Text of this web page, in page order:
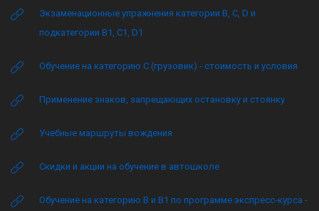
Экзаменационные упражнения категории B, C, D и
подкатегории B1, C1, D1
Обучение на категорию C (грузовик) - стоимость и условия
Применение знаков, запрещающих остановку и стоянку
Учебные маршруты вождения
Скидки и акции на обучение в автошколе
Обучение на категорию B и B1 по программе экспресс-курса -